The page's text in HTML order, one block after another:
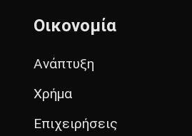
Οικονομία
Ανάπτυξη
Χρήμα
Επιχειρήσεις